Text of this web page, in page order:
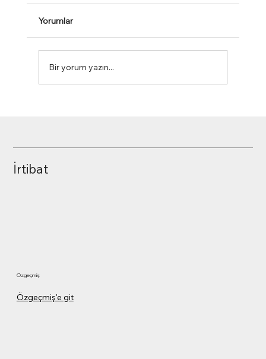
Yorumlar
Bir yorum yazın...
İrtibat
Özgeçmiş
Özgeçmiş'e git